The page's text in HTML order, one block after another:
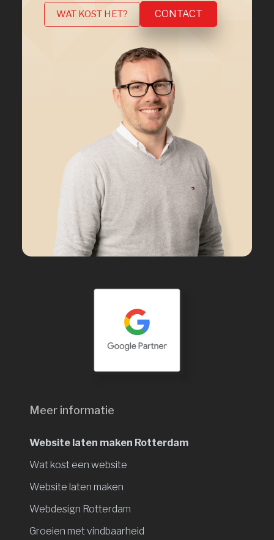
WAT KOST HET? CONTACT
Meer informatie
Website laten maken Rotterdam
Wat kost een website
Website laten maken
Webdesign Rotterdam
Groeien met vindbaarheid